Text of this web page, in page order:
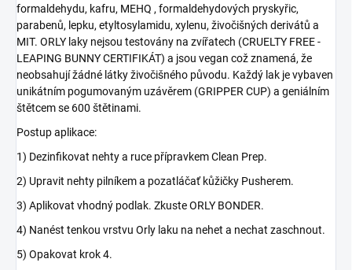
formaldehydu, kafru, MEHQ , formaldehydových pryskyřic,
parabenů, lepku, etyltosylamidu, xylenu, živočišných derivátů a
MIT. ORLY laky nejsou testovány na zvířatech (CRUELTY FREE -
LEAPING BUNNY CERTIFIKÁT) a jsou vegan což znamená, že
neobsahují žádné látky živočišného původu. Každý lak je vybaven
unikátním pogumovaným uzávěrem (GRIPPER CUP) a geniálním
štětcem se 600 štětinami.
Postup aplikace:
1) Dezinfikovat nehty a ruce přípravkem Clean Prep.
2) Upravit nehty pilníkem a pozatláčať kůžičky Pusherem.
3) Aplikovat vhodný podlak. Zkuste ORLY BONDER.
4) Nanést tenkou vrstvu Orly laku na nehet a nechat zaschnout.
5) Opakovat krok 4.